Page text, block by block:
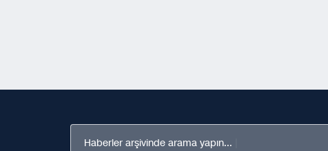
Haberler arşivinde arama yapın...